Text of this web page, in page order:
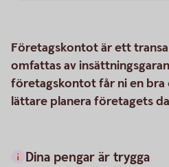
Företagskontot är ett
omfattas av
företagskontot får ni en
lättare planera företagets
Dina pengar är trygga